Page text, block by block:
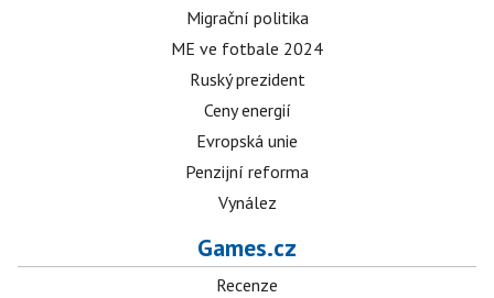
Migrační politika
ME ve fotbale 2024
Ruský prezident
Ceny energií
Evropská unie
Penzijní reforma
Vynález
Games.cz
Recenze